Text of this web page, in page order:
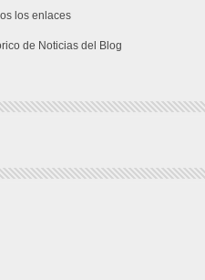
los enlaces
de Noticias del Blog